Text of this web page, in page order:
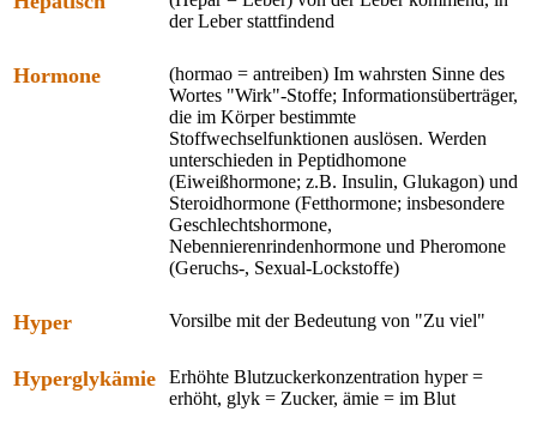
der Leber stattfindend
Hormone
(hormao = antreiben) Im wahrsten Sinne des
Wortes "Wirk"-Stoffe; Informationsüberträger,
die im Körper bestimmte
Stoffwechselfunktionen auslösen. Werden
unterschieden in Peptidhomone
(Eiweißhormone; z.B. Insulin, Glukagon) und
Steroidhormone (Fetthormone; insbesondere
Geschlechtshormone,
Nebennierenrindenhormone und Pheromone
(Geruchs-, Sexual-Lockstoffe)
Hyper Vorsilbe mit der Bedeutung von "Zu viel"
Hyperglykämie
Erhöhte Blutzuckerkonzentration hyper =
erhöht, glyk = Zucker, ämie = im Blut